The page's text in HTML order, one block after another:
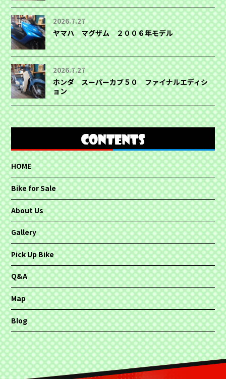
2026.7.27
ヤマハ マグザム ２００６年モデル
2026.7.27
ホンダ スーパーカブ５０ ファイナルエディシ
ョン
HOME
Bike for Sale
About Us
Gallery
Pick Up Bike
Q&A
Map
Blog